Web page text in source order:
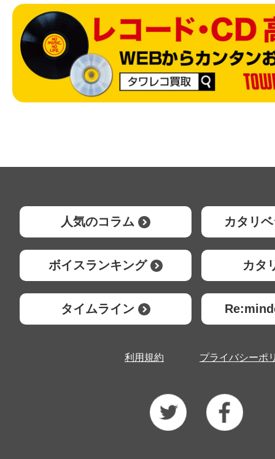
人気のコラム カタリ
ボイスランキング カタ
タイムライン
利用規約 プライバシーポ